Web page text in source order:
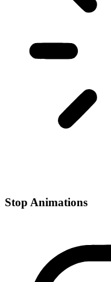
Stop Animations